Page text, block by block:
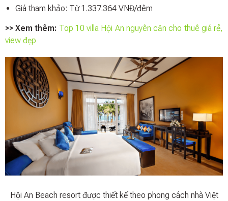
Giá tham khảo: Từ 1.337.364 VNĐ/đêm
>> Xem thêm: Top 10 villa Hội An nguyên căn cho thuê giá rẻ,
view đẹp
Hội An Beach resort được thiết kế theo phong cách nhà Việt